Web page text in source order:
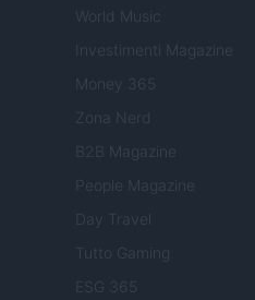
World Music
Investimenti Magazine
Money 365
Zona Nerd
B2B Magazine
People Magazine
Day Travel
Tutto Gaming
ESG 365